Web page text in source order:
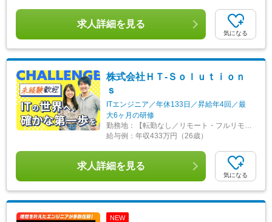
求人詳細を見る
気になる
株式会社ＨＴ‐Ｓｏｌｕｔｉｏｎ
ｓ
ITエンジニア／年休133日／昇給年4回／最
大6ヶ月の研修
勤務地：
【転勤なし／リモート・フルリモートも可！】 東京・神奈川エリアの各顧客先、または横浜事業所での勤務 ■横浜事業所 神奈川県横浜市青葉区青葉台1-3-9 コスモビル5F ≪アクセス≫ 東急田園都市線「青葉台駅」より、徒歩3分
給与例： 年収433万円（26歳）
求人詳細を見る
気になる
NEW